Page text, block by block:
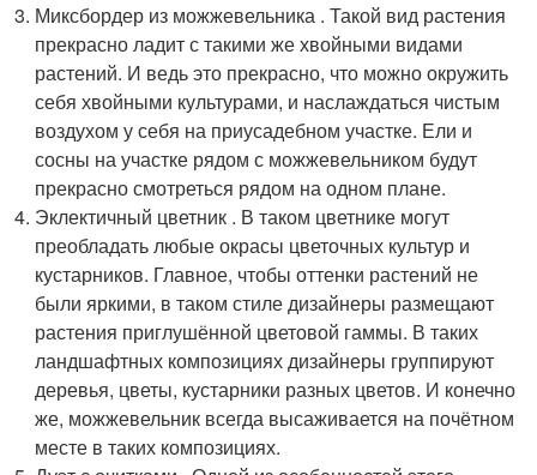
Миксбордер из можжевельника . Такой вид растения
прекрасно ладит с такими же хвойными видами
растений. И ведь это прекрасно, что можно окружить
себя хвойными культурами, и наслаждаться чистым
воздухом у себя на приусадебном участке. Ели и
сосны на участке рядом с можжевельником будут
прекрасно смотреться рядом на одном плане.
Эклектичный цветник . В таком цветнике могут
преобладать любые окрасы цветочных культур и
кустарников. Главное, чтобы оттенки растений не
были яркими, в таком стиле дизайнеры размещают
растения приглушённой цветовой гаммы. В таких
ландшафтных композициях дизайнеры группируют
деревья, цветы, кустарники разных цветов. И конечно
же, можжевельник всегда высаживается на почётном
месте в таких композициях.